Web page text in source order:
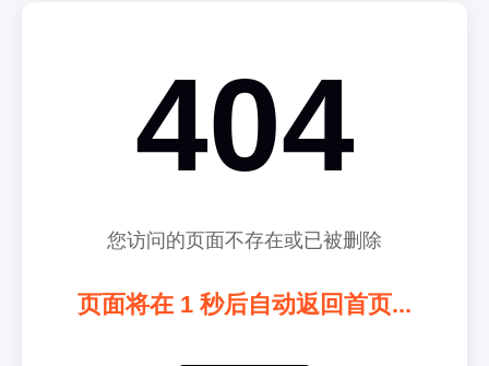
404
您访问的页面不存在或已被删除
页面将在 1 秒后自动返回首页...